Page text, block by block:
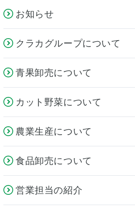
お知らせ
クラカグループについて
青果卸売について
カット野菜について
農業生産について
食品卸売について
営業担当の紹介